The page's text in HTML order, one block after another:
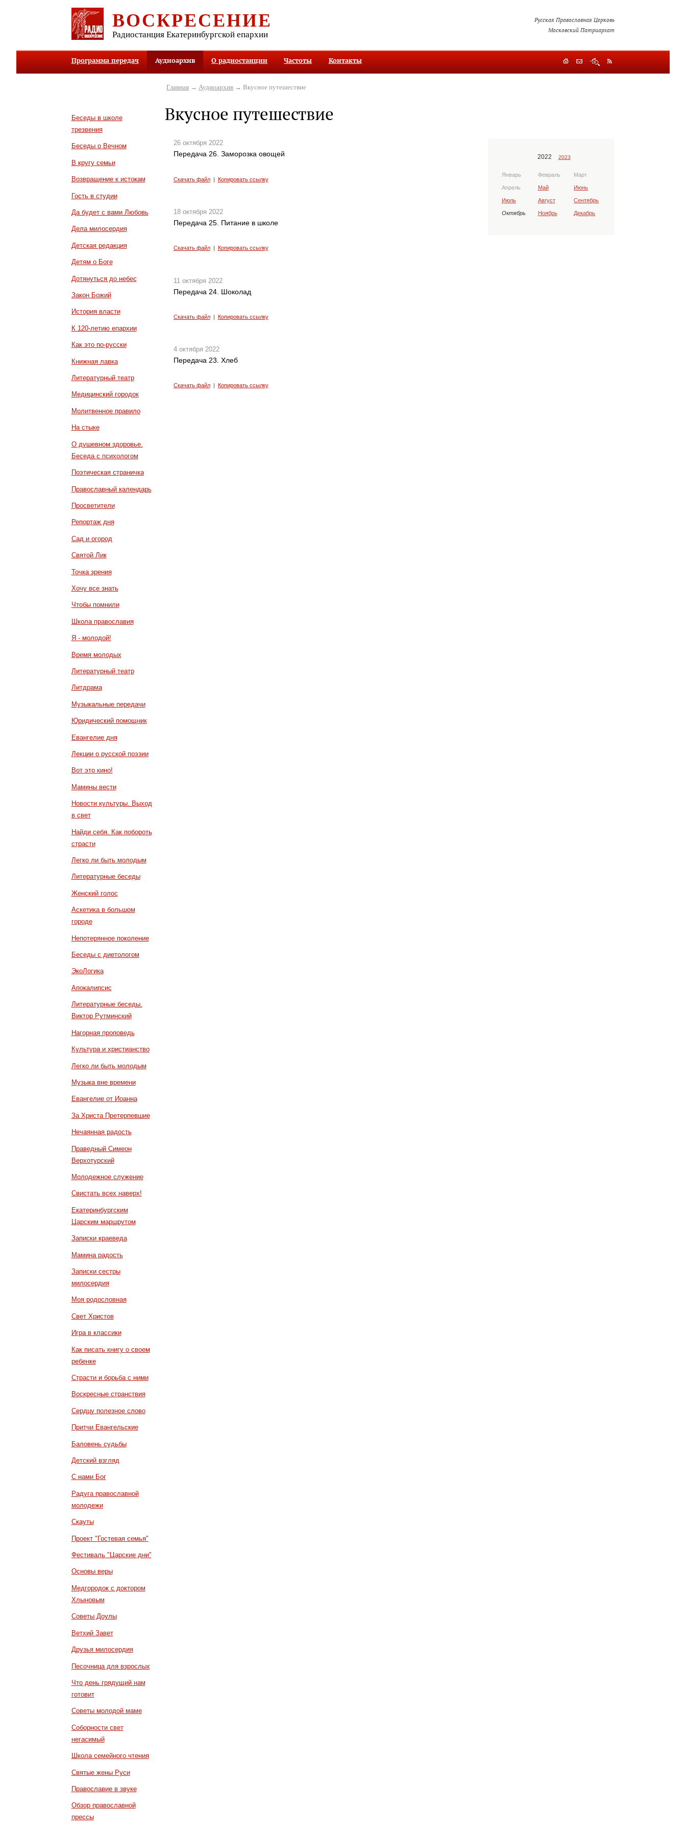
ВОСКРЕСЕНИЕ
Радиостанция Екатеринбургской епархии
Русская Православная Церковь
Московский Патриархат
Программа передач Аудиоархив О радиостанции Частоты Контакты
Беседы в школе
трезвения
Беседы о Вечном
В кругу семьи
Возвращение к истокам
Гость в студии
Да будет с вами Любовь
Дела милосердия
Детская редакция
Детям о Боге
Дотянуться до небес
Закон Божий
История власти
К 120-летию епархии
Как это по-русски
Книжная лавка
Литературный театр
Медицинский городок
Молитвенное правило
На стыке
О душевном здоровье.
Беседа с психологом
Поэтическая страничка
Православный календарь
Просветители
Репортаж дня
Сад и огород
Святой Лик
Точка зрения
Хочу все знать
Чтобы помнили
Школа православия
Я - молодой!
Время молодых
Литературный театр
Литдрама
Музыкальные передачи
Юридический помощник
Евангелие дня
Лекции о русской поэзии
Вот это кино!
Мамины вести
Новости культуры. Выход
в свет
Найди себя. Как побороть
страсти
Легко ли быть молодым
Литературные беседы
Женский голос
Аскетика в большом
городе
Непотерянное поколение
Беседы с диетологом
ЭкоЛогика
Апокалипсис
Литературные беседы.
Виктор Рутминский
Нагорная проповедь
Культура и христианство
Легко ли быть молодым
Музыка вне времени
Евангелие от Иоанна
За Христа Претерпевшие
Нечаянная радость
Праведный Симеон
Верхотурский
Молодежное служение
Свистать всех наверх!
Екатеринбургским
Царским маршрутом
Записки краеведа
Мамина радость
Записки сестры
милосердия
Моя родословная
Свет Христов
Игра в классики
Как писать книгу о своем
ребенке
Страсти и борьба с ними
Воскресные странствия
Сердцу полезное слово
Притчи Евангельские
Баловень судьбы
Детский взгляд
С нами Бог
Радуга православной
молодежи
Скауты
Проект "Гостевая семья"
Фестиваль "Царские дни"
Основы веры
Медгородок с доктором
Хлыновым
Советы Доулы
Ветхий Завет
Друзья милосердия
Песочница для взрослых
Что день грядущий нам
готовит
Советы молодой маме
Соборности свет
негасимый
Школа семейного чтения
Святые жены Руси
Православие в звуке
Обзор православной
прессы
Главная → Аудиоархив → Вкусное путешествие
Вкусное путешествие
26 октября 2022
Передача 26. Заморозка овощей
Скачать файл| Копировать ссылку
18 октября 2022
Передача 25. Питание в школе
Скачать файл| Копировать ссылку
11 октября 2022
Передача 24. Шоколад
Скачать файл| Копировать ссылку
4 октября 2022
Передача 23. Хлеб
Скачать файл| Копировать ссылку
2022 2023
Январь Февраль Март
Апрель Май Июнь
Июль Август Сентябрь
Октябрь Ноябрь Декабрь